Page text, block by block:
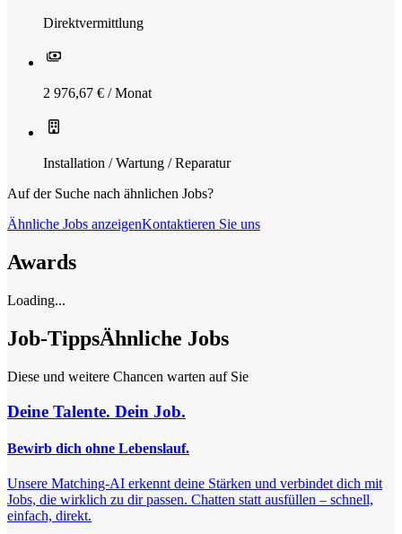
Direktvermittlung
2 976,67 € / Monat
Installation / Wartung / Reparatur
Auf der Suche nach ähnlichen Jobs?
Ähnliche Jobs anzeigenKontaktieren Sie uns
Awards
Loading...
Job-TippsÄhnliche Jobs
Diese und weitere Chancen warten auf Sie
Deine Talente. Dein Job.
Bewirb dich ohne Lebenslauf.
Unsere Matching-AI erkennt deine Stärken und verbindet dich mit
Jobs, die wirklich zu dir passen. Chatten statt ausfüllen – schnell,
einfach, direkt.